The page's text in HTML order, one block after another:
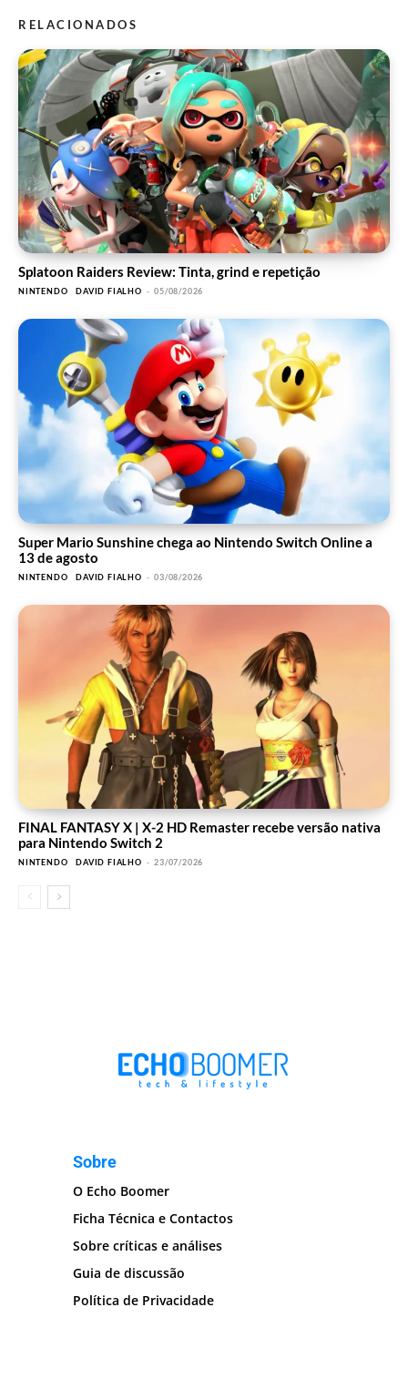
RELACIONADOS
Splatoon Raiders Review: Tinta, grind e repetição
NINTENDO DAVID FIALHO - 05/08/2026
Super Mario Sunshine chega ao Nintendo Switch Online a
13 de agosto
NINTENDO DAVID FIALHO - 03/08/2026
FINAL FANTASY X | X-2 HD Remaster recebe versão nativa
para Nintendo Switch 2
NINTENDO DAVID FIALHO - 23/07/2026
Sobre
O Echo Boomer
Ficha Técnica e Contactos
Sobre críticas e análises
Guia de discussão
Política de Privacidade